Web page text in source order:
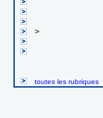
>
toutes les rubriques